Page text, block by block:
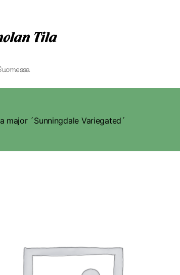
major ´Sunningdale Variegated´